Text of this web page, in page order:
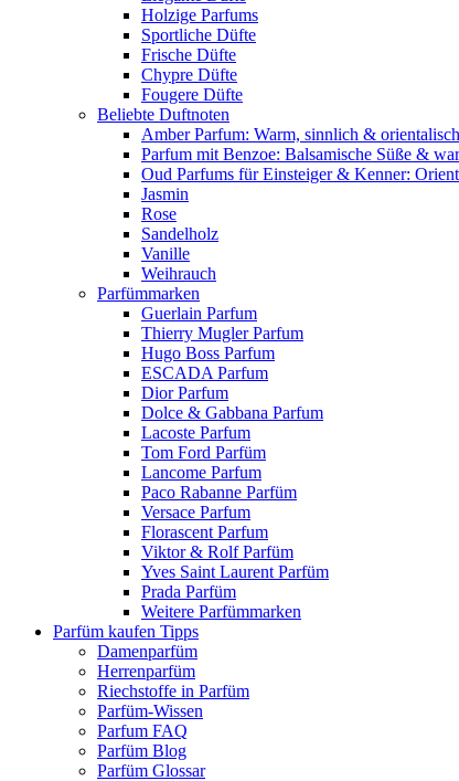
Holzige Parfums
Sportliche Düfte
Frische Düfte
Chypre Düfte
Fougere Düfte
Beliebte Duftnoten
Amber Parfum: Warm, sinnlich &
Parfum mit Benzoe: Balsamische Süße &
Oud Parfums für Einsteiger & Kenner:
Jasmin
Rose
Sandelholz
Vanille
Weihrauch
Parfümmarken
Guerlain Parfum
Thierry Mugler Parfum
Hugo Boss Parfum
ESCADA Parfum
Dior Parfum
Dolce & Gabbana Parfum
Lacoste Parfum
Tom Ford Parfüm
Lancome Parfum
Paco Rabanne Parfüm
Versace Parfum
Florascent Parfum
Viktor & Rolf Parfüm
Yves Saint Laurent Parfüm
Prada Parfüm
Weitere Parfümmarken
Parfüm kaufen Tipps
Damenparfüm
Herrenparfüm
Riechstoffe in Parfüm
Parfüm-Wissen
Parfum FAQ
Parfüm Blog
Parfüm Glossar